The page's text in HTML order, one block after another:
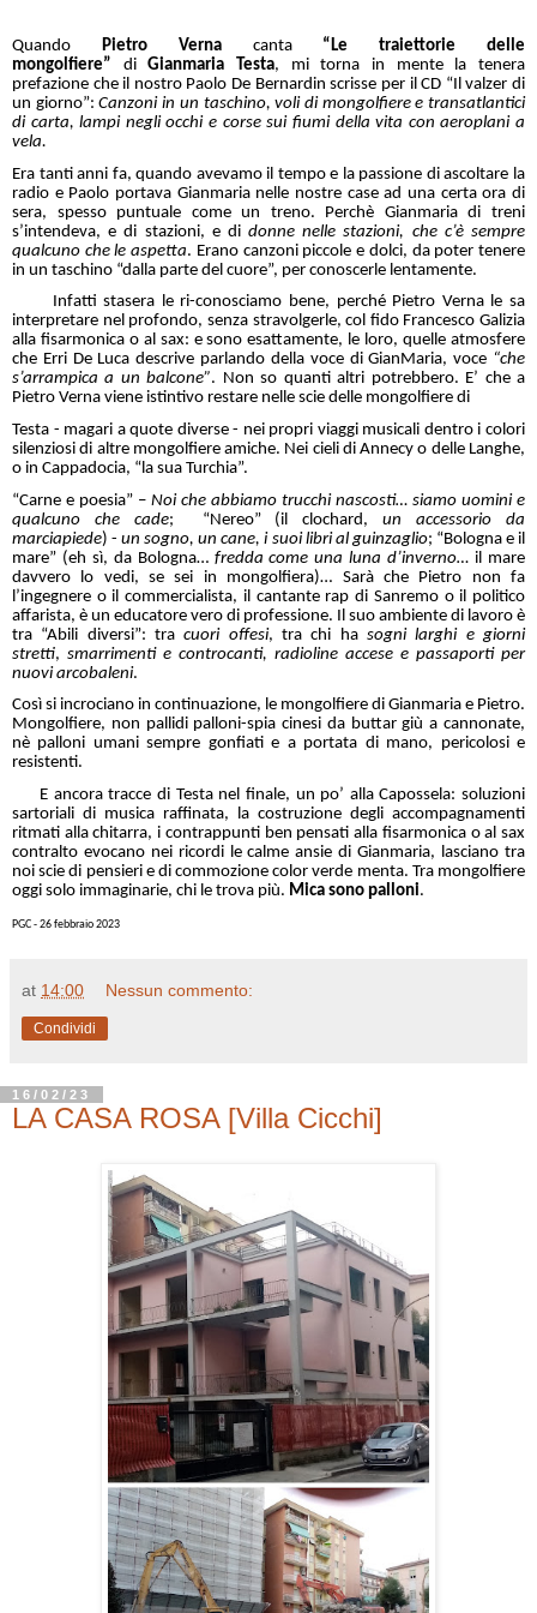
Quando Pietro Verna canta
“Le traiettorie delle
mongolfiere”
di Gianmaria Testa, mi torna in mente la tenera
prefazione che il nostro Paolo De Bernardin scrisse per il CD “Il valzer di
un giorno”: Canzoni in un taschino, voli di mongolfiere e transatlantici
di carta, lampi negli occhi e corse sui fiumi della vita con aeroplani a
vela.
Era tanti anni fa, quando avevamo il tempo e la passione di ascoltare la
radio e Paolo portava Gianmaria nelle nostre case ad una certa ora di
sera, spesso puntuale come un treno. Perchè Gianmaria di treni
s’intendeva, e di stazioni, e di donne nelle stazioni, che c’è sempre
qualcuno che le aspetta. Erano canzoni piccole e dolci, da poter tenere
in un taschino “dalla parte del cuore”, per conoscerle lentamente.
Infatti stasera le ri-conosciamo bene, perché Pietro Verna le sa
interpretare nel profondo, senza stravolgerle, col fido Francesco Galizia
alla fisarmonica o al sax: e sono esattamente, le loro, quelle atmosfere
che Erri De Luca descrive parlando della voce di GianMaria, voce “che
s’arrampica a un balcone”. Non so quanti altri potrebbero. E’ che a
Pietro Verna viene istintivo restare nelle scie delle mongolfiere di
Testa - magari a quote diverse - nei propri viaggi musicali dentro i colori
silenziosi di altre mongolfiere amiche. Nei cieli di Annecy o delle Langhe,
o in Cappadocia, “la sua Turchia”.
“Carne e poesia” – Noi che abbiamo trucchi nascosti… siamo uomini e
qualcuno che cade; “Nereo” (il clochard,
un accessorio da
marciapiede) - un sogno, un cane, i suoi libri al guinzaglio; “Bologna e il
mare” (eh sì, da Bologna… fredda come una luna d’inverno… il mare
davvero lo vedi, se sei in mongolfiera)… Sarà che Pietro non fa
l’ingegnere o il commercialista, il cantante rap di Sanremo o il politico
affarista, è un educatore vero di professione. Il suo ambiente di lavoro è
tra “Abili diversi”: tra cuori offesi, tra chi ha sogni larghi e giorni
stretti, smarrimenti e controcanti, radioline accese e passaporti per
nuovi arcobaleni.
Così si incrociano in continuazione, le mongolfiere di Gianmaria e Pietro.
Mongolfiere, non pallidi palloni-spia cinesi da buttar giù a cannonate,
nè palloni umani sempre gonfiati e a portata di mano, pericolosi e
resistenti.
E ancora tracce di Testa nel finale, un po’ alla Capossela: soluzioni
sartoriali di musica raffinata, la costruzione degli accompagnamenti
ritmati alla chitarra, i contrappunti ben pensati alla fisarmonica o al sax
contralto evocano nei ricordi le calme ansie di Gianmaria, lasciano tra
noi scie di pensieri e di commozione color verde menta. Tra mongolfiere
oggi solo immaginarie, chi le trova più. Mica sono palloni.
PGC - 26 febbraio 2023
at 14:00 Nessun commento:
Condividi
16/02/23
LA CASA ROSA [Villa Cicchi]